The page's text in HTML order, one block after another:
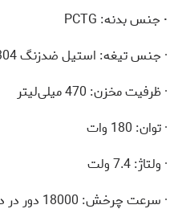
· جنس بدنه: PCTG
· جنس تیغه: استیل ضدزنگ SUS 304
· ظرفیت مخزن: 470 میلی‌لیتر
· توان: 180 وات
· ولتاژ: 7.4 ولت
· سرعت چرخش: 18000 دور در دقیقه